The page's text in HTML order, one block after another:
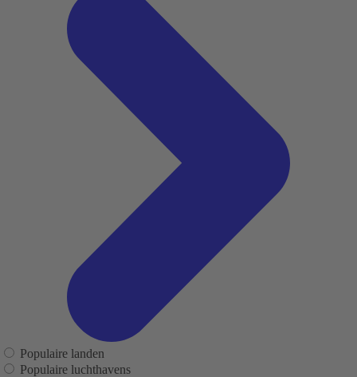
Populaire landen
Populaire luchthavens